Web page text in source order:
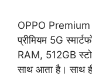
OPPO Premium
प्रीमियम 5G
RAM, 512GB
साथ आता है। साथ